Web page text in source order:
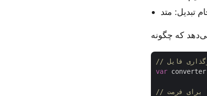
var